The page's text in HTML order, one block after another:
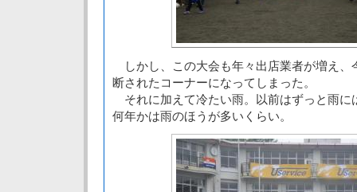
しかし、この大会も年々出店業者が増え、
断されたコーナーになってしまった。
それに加えて冷たい雨。以前はずっと雨に
何年かは雨のほうが多いくらい。